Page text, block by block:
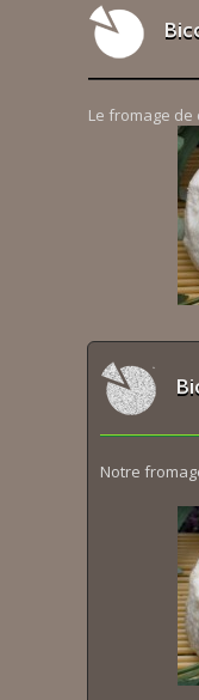
Le fromage de
Notre